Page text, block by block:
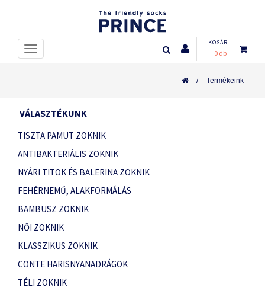
KOSÁR
0 db
Termékeink
VÁLASZTÉKUNK
TISZTA PAMUT ZOKNIK
ANTIBAKTERIÁLIS ZOKNIK
NYÁRI TITOK ÉS BALERINA ZOKNIK
FEHÉRNEMŰ, ALAKFORMÁLÁS
BAMBUSZ ZOKNIK
NŐI ZOKNIK
KLASSZIKUS ZOKNIK
CONTE HARISNYANADRÁGOK
TÉLI ZOKNIK